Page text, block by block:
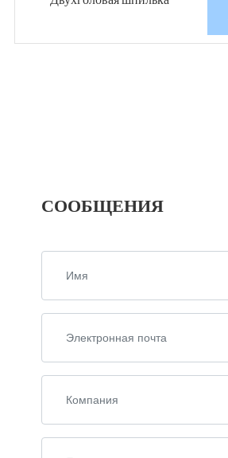
СООБЩЕНИЯ